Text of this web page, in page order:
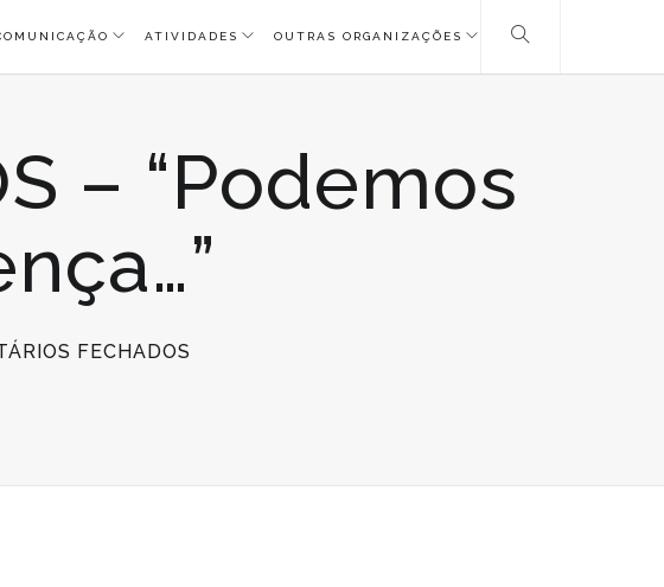
ATIVIDADES OUTRAS ORGANIZAÇÕES
– “Podemos
FECHADOS